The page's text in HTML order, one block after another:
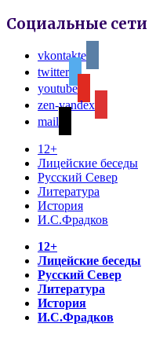
Социальные сети
vkontakte
twitter
youtube
zen-yandex
mail
12+
Лицейские беседы
Русский Север
Литература
История
И.С.Фрадков
12+
Лицейские беседы
Русский Север
Литература
История
И.С.Фрадков